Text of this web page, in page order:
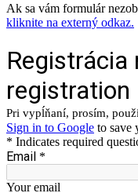
Ak sa vám formulár
kliknite na externý odkaz.